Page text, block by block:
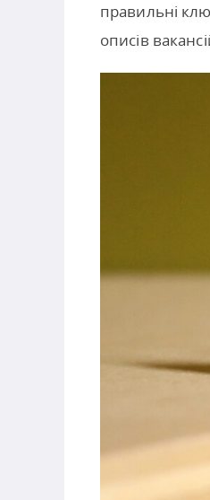
правильні
описів